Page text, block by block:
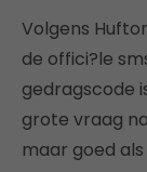
Volgens
de offici?le
gedragscode
grote vraag
maar goed